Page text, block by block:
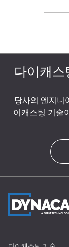
다이캐
당사의 엔지니
이캐스팅 기술